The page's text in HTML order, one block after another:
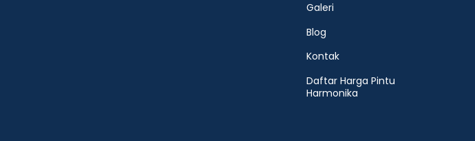
Galeri
Blog
Kontak
Daftar Harga Pintu
Harmonika